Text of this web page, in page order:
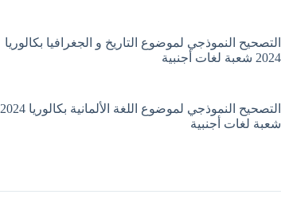
التصحيح النموذجي لموضوع التاريخ و الجغرافيا بكالوريا
2024 شعبة لغات أجنبية
التصحيح النموذجي لموضوع اللغة الألمانية بكالوريا 2024
شعبة لغات أجنبية